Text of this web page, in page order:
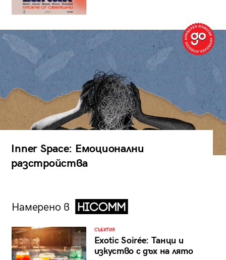
Inner Space: Емоционални
разстройства
Намерено в
СЪБИТИЯ
Exotic Soirée: Танци и
изкуство с дъх на лято